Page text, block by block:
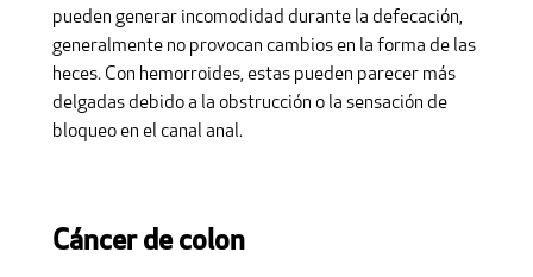
pueden generar incomodidad durante la defecación,
generalmente no provocan cambios en la forma de las
heces. Con hemorroides, estas pueden parecer más
delgadas debido a la obstrucción o la sensación de
bloqueo en el canal anal.
Cáncer de colon